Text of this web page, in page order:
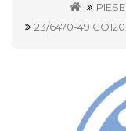
23/6470-49